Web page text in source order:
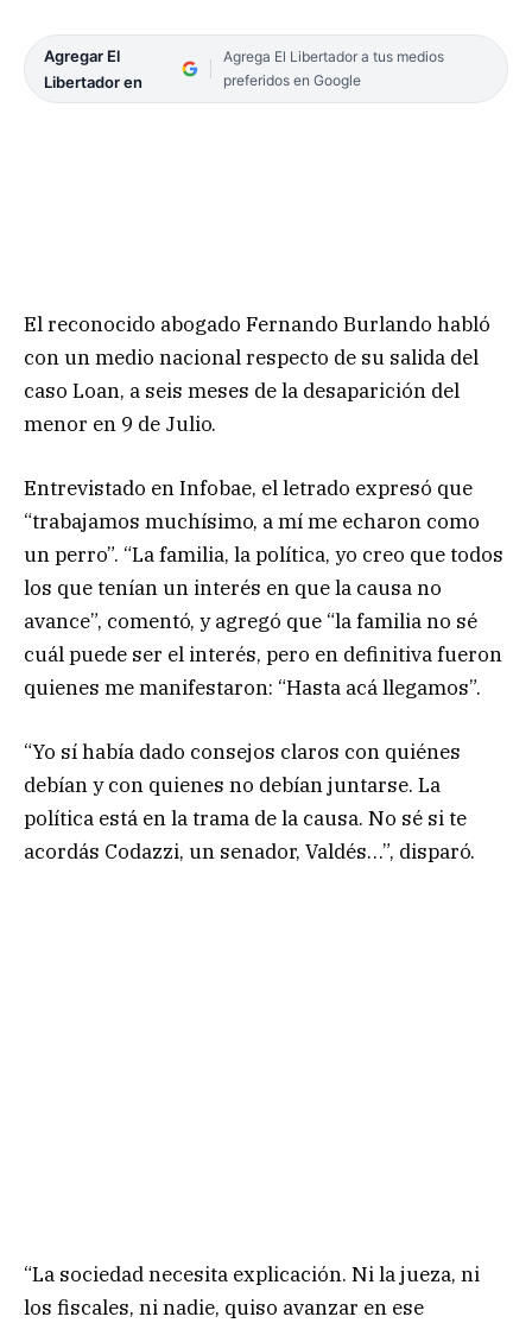
Agregar El
Libertador en
Agrega El Libertador a tus medios
preferidos en Google
El reconocido abogado Fernando Burlando habló
con un medio nacional respecto de su salida del
caso Loan, a seis meses de la desaparición del
menor en 9 de Julio.
Entrevistado en Infobae, el letrado expresó que
“trabajamos muchísimo, a mí me echaron como
un perro”. “La familia, la política, yo creo que todos
los que tenían un interés en que la causa no
avance”, comentó, y agregó que “la familia no sé
cuál puede ser el interés, pero en definitiva fueron
quienes me manifestaron: “Hasta acá llegamos”.
“Yo sí había dado consejos claros con quiénes
debían y con quienes no debían juntarse. La
política está en la trama de la causa. No sé si te
acordás Codazzi, un senador, Valdés…”, disparó.
“La sociedad necesita explicación. Ni la jueza, ni
los fiscales, ni nadie, quiso avanzar en ese